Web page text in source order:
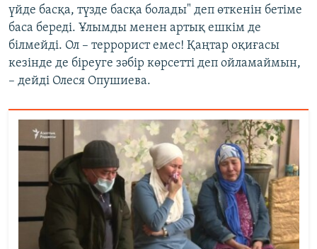
үйде басқа, түзде басқа болады" деп өткенін бетіме
баса береді. Ұлымды менен артық ешкім де
білмейді. Ол – террорист емес! Қаңтар оқиғасы
кезінде де біреуге зәбір көрсетті деп ойламаймын,
– дейді Олеся Опушиева.